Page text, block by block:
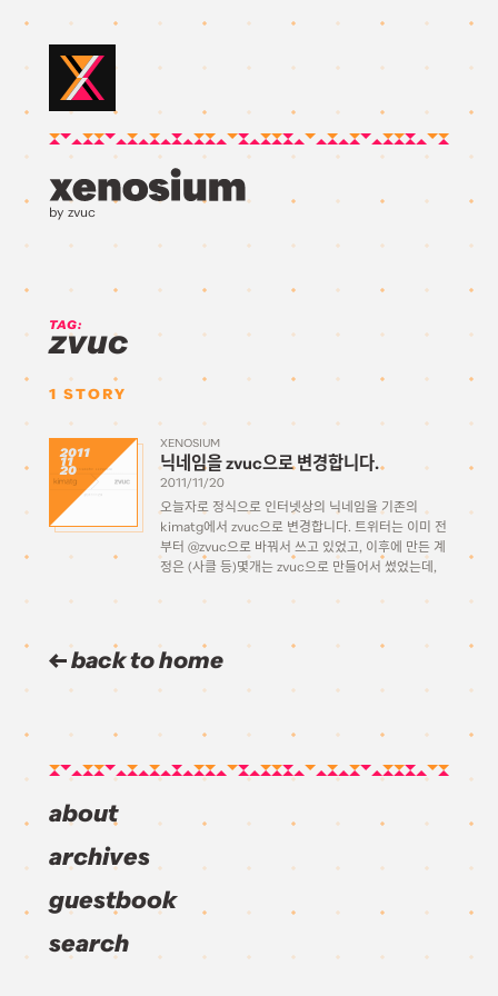
by zvuc
TAG:
zvuc
1 STORY
2011
11
20
XENOSIUM
닉네임을 zvuc으로 변경합니다.
2011/11/20
오늘자로 정식으로 인터넷상의 닉네임을 기존의
kimatg에서 zvuc으로 변경합니다. 트위터는 이미 전
부터 @zvuc으로 바꿔서 쓰고 있었고, 이후에 만든 계
정은 (사클 등)몇개는 zvuc으로 만들어서 썼었는데,
kimatg로 쓰고 있었네요. 블로그의 닉을 바꾸는것을
back to home
about
archives
guestbook
search